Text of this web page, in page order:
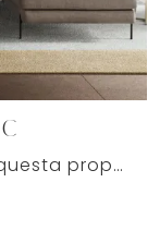
Look compatto e comodo per questa proposta di qualità, una tra molteplici divani ad angolo in tessuto di Le Comfort, sempre in materiali pregiati.